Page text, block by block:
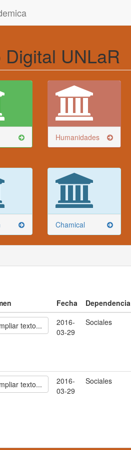
UNLaR
Humanidades
Chamical
Fecha Dependencia
texto...
2016-
03-29
Sociales
texto...
2016-
03-29
Sociales